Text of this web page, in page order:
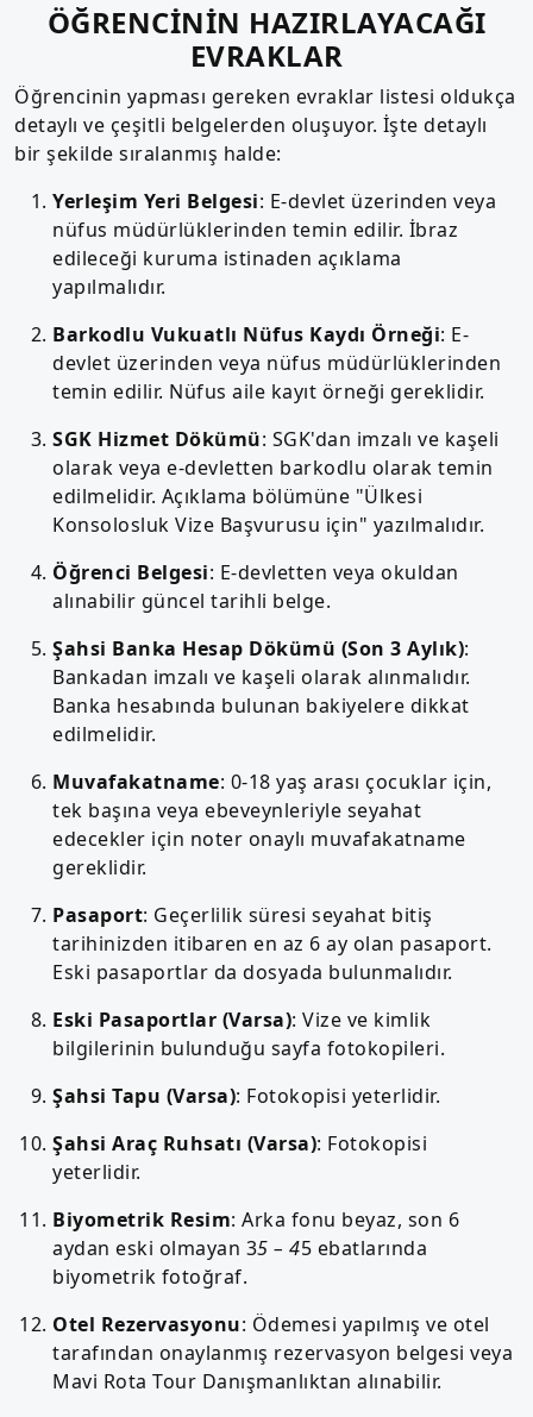
ÖĞRENCİNİN HAZIRLAYACAĞI
EVRAKLAR
Öğrencinin yapması gereken evraklar listesi oldukça
detaylı ve çeşitli belgelerden oluşuyor. İşte detaylı
bir şekilde sıralanmış halde:
Yerleşim Yeri Belgesi: E-devlet üzerinden veya
nüfus müdürlüklerinden temin edilir. İbraz
edileceği kuruma istinaden açıklama
yapılmalıdır.
Barkodlu Vukuatlı Nüfus Kaydı Örneği: E-
devlet üzerinden veya nüfus müdürlüklerinden
temin edilir. Nüfus aile kayıt örneği gereklidir.
SGK Hizmet Dökümü: SGK'dan imzalı ve kaşeli
olarak veya e-devletten barkodlu olarak temin
edilmelidir. Açıklama bölümüne "Ülkesi
Konsolosluk Vize Başvurusu için" yazılmalıdır.
Öğrenci Belgesi: E-devletten veya okuldan
alınabilir güncel tarihli belge.
Şahsi Banka Hesap Dökümü (Son 3 Aylık):
Bankadan imzalı ve kaşeli olarak alınmalıdır.
Banka hesabında bulunan bakiyelere dikkat
edilmelidir.
Muvafakatname: 0-18 yaş arası çocuklar için,
tek başına veya ebeveynleriyle seyahat
edecekler için noter onaylı muvafakatname
gereklidir.
Pasaport: Geçerlilik süresi seyahat bitiş
tarihinizden itibaren en az 6 ay olan pasaport.
Eski pasaportlar da dosyada bulunmalıdır.
Eski Pasaportlar (Varsa): Vize ve kimlik
bilgilerinin bulunduğu sayfa fotokopileri.
Şahsi Tapu (Varsa): Fotokopisi yeterlidir.
Şahsi Araç Ruhsatı (Varsa): Fotokopisi
yeterlidir.
Biyometrik Resim: Arka fonu beyaz, son 6
aydan eski olmayan 35 – 45 ebatlarında
biyometrik fotoğraf.
Otel Rezervasyonu: Ödemesi yapılmış ve otel
tarafından onaylanmış rezervasyon belgesi veya
Mavi Rota Tour Danışmanlıktan alınabilir.